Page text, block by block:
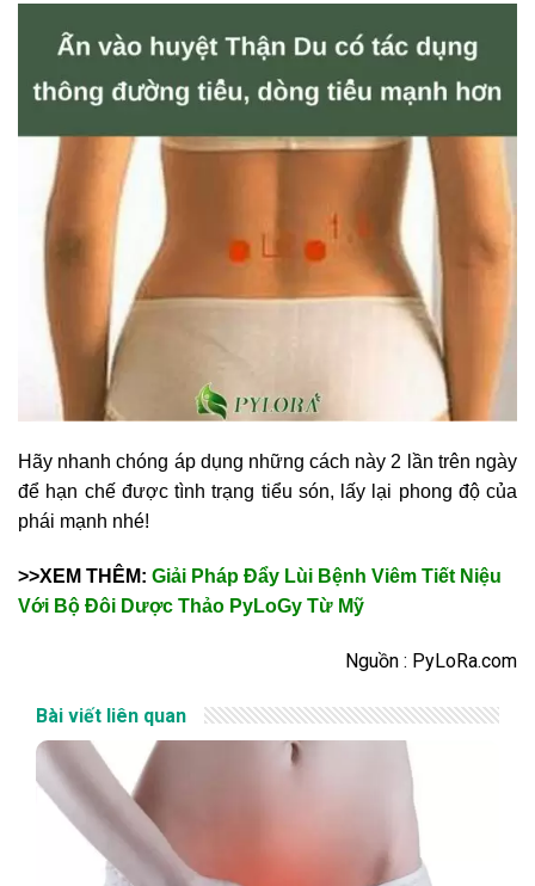
Hãy nhanh chóng áp dụng những cách này 2 lần trên ngày
để hạn chế được tình trạng tiểu són, lấy lại phong độ của
phái mạnh nhé!
>>XEM THÊM: Giải Pháp Đẩy Lùi Bệnh Viêm Tiết Niệu
Với Bộ Đôi Dược Thảo PyLoGy Từ Mỹ
Nguồn : PyLoRa.com
Bài viết liên quan